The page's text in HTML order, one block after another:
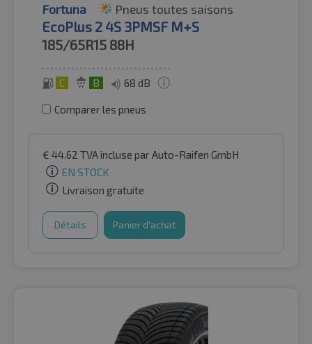
Fortuna Pneus toutes saisons
EcoPlus 2 4S 3PMSF M+S
185/65R15 88H
C B 68 dB
Comparer les pneus
€ 44.62 TVA incluse par Auto-Raifen GmbH
EN STOCK
Livraison gratuite
Détails Panier d'achat